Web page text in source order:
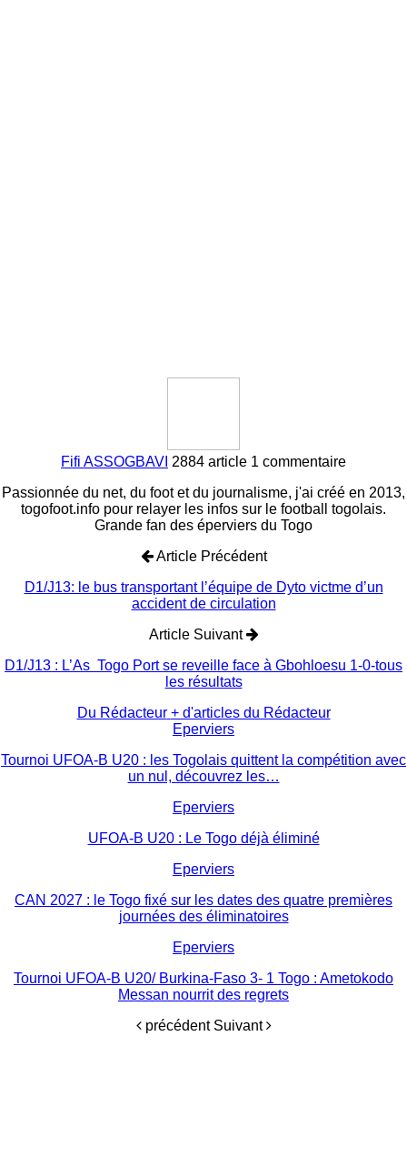
Fifi ASSOGBAVI 2884 article 1 commentaire
Passionnée du net, du foot et du journalisme, j'ai créé en 2013,
togofoot.info pour relayer les infos sur le football togolais.
Grande fan des éperviers du Togo
Article Précédent
D1/J13: le bus transportant l’équipe de Dyto victme d’un
accident de circulation
Article Suivant
D1/J13 : L’As Togo Port se reveille face à Gbohloesu 1-0-tous
les résultats
Du Rédacteur + d'articles du Rédacteur
Eperviers
Tournoi UFOA-B U20 : les Togolais quittent la compétition avec
un nul, découvrez les…
Eperviers
UFOA-B U20 : Le Togo déjà éliminé
Eperviers
CAN 2027 : le Togo fixé sur les dates des quatre premières
journées des éliminatoires
Eperviers
Tournoi UFOA-B U20/ Burkina-Faso 3- 1 Togo : Ametokodo
Messan nourrit des regrets
précédent Suivant